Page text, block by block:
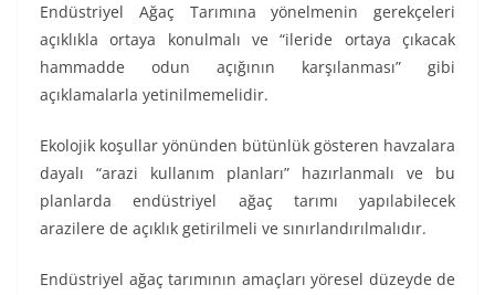
Endüstriyel Ağaç Tarımına yönelmenin gerekçeleri
açıklıkla ortaya konulmalı ve “ileride ortaya çıkacak
hammadde odun açığının karşılanması” gibi
açıklamalarla yetinilmemelidir.
Ekolojik koşullar yönünden bütünlük gösteren havzalara
dayalı “arazi kullanım planları” hazırlanmalı ve bu
planlarda endüstriyel ağaç tarımı yapılabilecek
arazilere de açıklık getirilmeli ve sınırlandırılmalıdır.
Endüstriyel ağaç tarımının amaçları yöresel düzeyde de